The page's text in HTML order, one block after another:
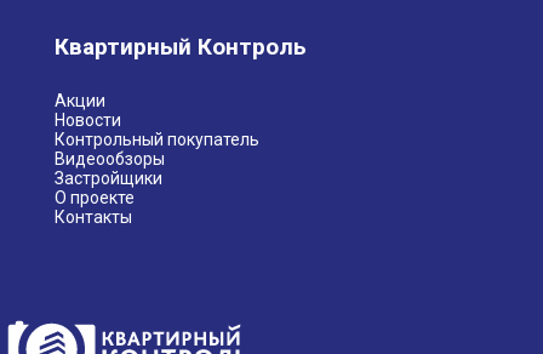
Квартирный Контроль
Акции
Новости
Контрольный покупатель
Видеообзоры
Застройщики
О проекте
Контакты